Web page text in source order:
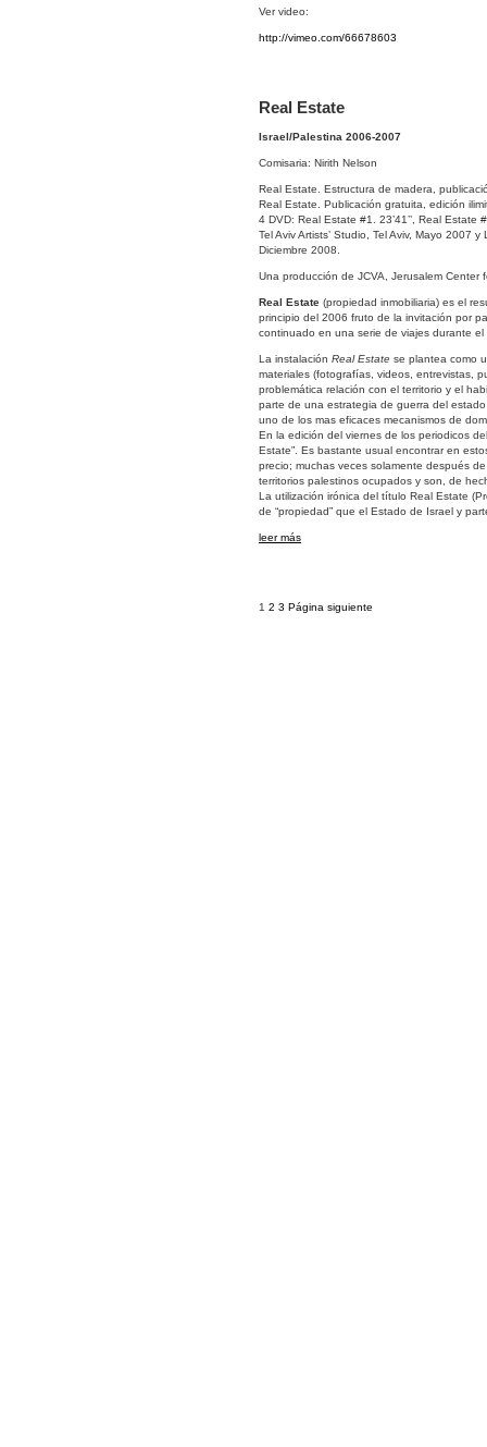
Ver video:
http://vimeo.com/66678603
Real Estate
Israel/Palestina 2006-2007
Comisaria: Nirith Nelson
Real Estate. Estructura de madera,
Real Estate. Publicación gratuita, edición
4 DVD: Real Estate #1. 23’41’’, Real Estate
Tel Aviv Artists’ Studio, Tel Aviv, Mayo
Diciembre 2008.
Una producción de JCVA, Jerusalem Center
Real Estate (propiedad inmobiliaria) es el
principio del 2006 fruto de la invitación por
continuado en una serie de viajes durante
La instalación Real Estate se plantea como
materiales (fotografías, videos, entrevistas,
problemática relación con el territorio y el
parte de una estrategia de guerra del
uno de los mas eficaces mecanismos de
En la edición del viernes de los periodicos
Estate”. Es bastante usual encontrar en
precio; muchas veces solamente después
territorios palestinos ocupados y son, de
La utilización irónica del título Real Estate
de “propiedad” que el Estado de Israel y
leer más
Navegación
Página
1 Página
2 Página
3 Página siguiente